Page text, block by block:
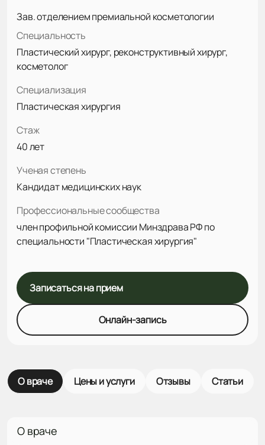
Зав. отделением премиальной косметологии
Специальность
Пластический хирург, реконструктивный хирург,
косметолог
Специализация
Пластическая хирургия
Стаж
40 лет
Ученая степень
Кандидат медицинских наук
Профессиональные сообщества
член профильной комиссии Минздрава РФ по
специальности "Пластическая хирургия"
Записаться на прием
Онлайн-запись
О враче Цены и услуги Отзывы Статьи
О враче